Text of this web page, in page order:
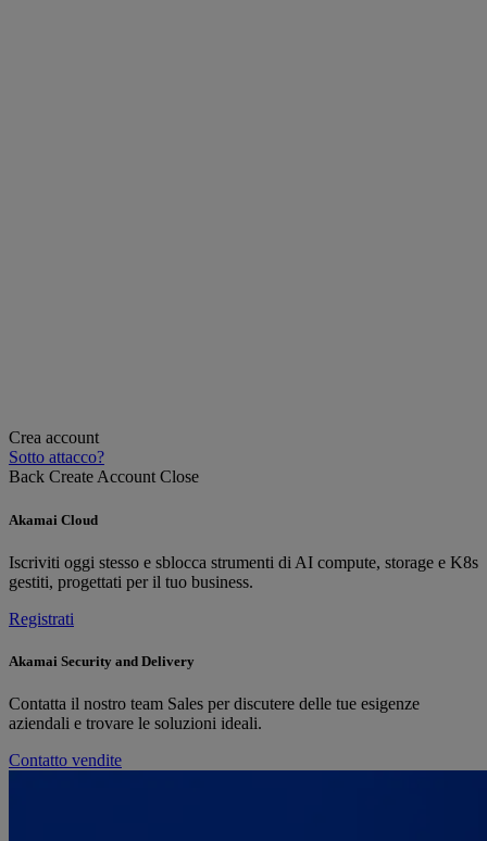
Crea account
Sotto attacco?
Back Create Account Close
Akamai Cloud
Iscriviti oggi stesso e sblocca strumenti di AI compute, storage e K8s
gestiti, progettati per il tuo business.
Registrati
Akamai Security and Delivery
Contatta il nostro team Sales per discutere delle tue esigenze
aziendali e trovare le soluzioni ideali.
Contatto vendite